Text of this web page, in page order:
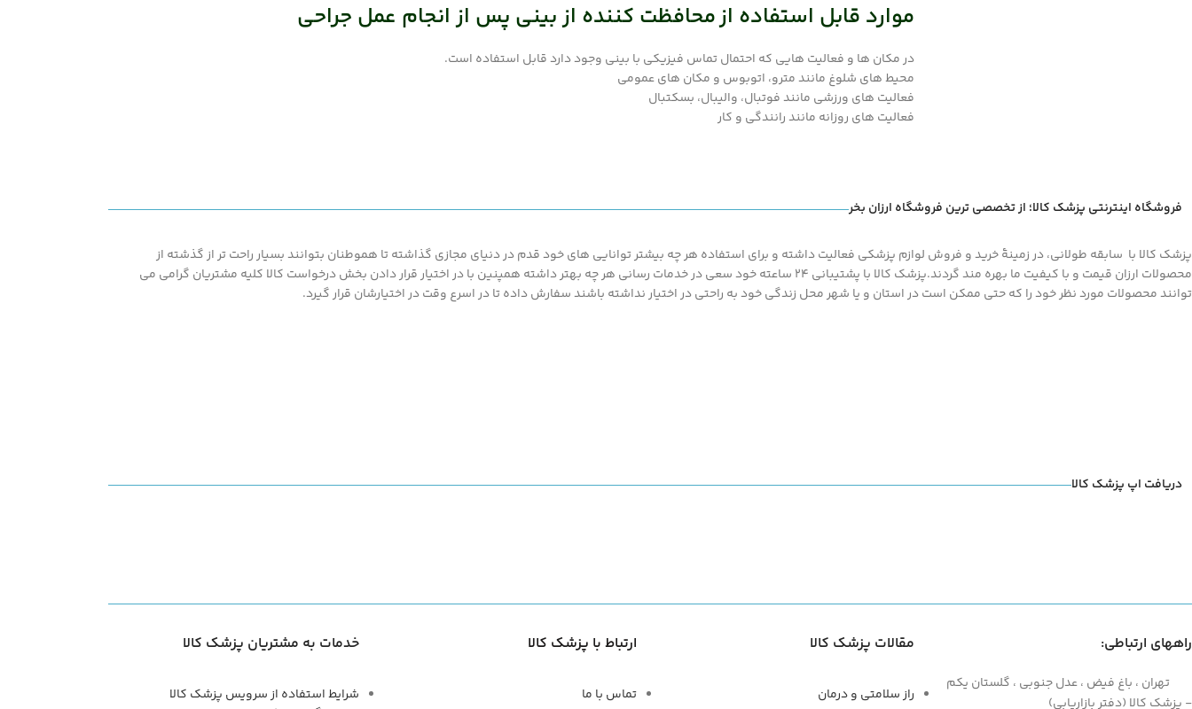
موارد قابل استفاده از محافظت کننده از بینی پس از انجام عمل جراحی
در مکان ها و فعالیت هایی که احتمال تماس فیزیکی با بینی وجود دارد قابل استفاده است.
محیط های شلوغ مانند مترو، اتوبوس و مکان های عمومی
فعالیت های ورزشی مانند فوتبال، والیبال، بسکتبال
فعالیت های روزانه مانند رانندگی و کار
فروشگاه اینترنتی پزشک کالا؛ از تخصصی ترین فروشگاه ارزان بخر
پزشک کالا با سابقه طولانی، در زمینۀ خرید و فروش لوازم پزشکی فعالیت داشته و برای استفاده هر چه بیشتر توانایی های خود قدم در دنیای مجازی گذاشته تا هموطنان بتوانند بسیار راحت تر از گذشته از
محصولات ارزان قیمت و با کیفیت ما بهره مند گردند.پزشک کالا با پشتیبانی 24 ساعته خود سعی در خدمات رسانی هر چه بهتر داشته همپنین با در اختیار قرار دادن بخش درخواست کالا کلیه مشتریان گرامی می
توانند محصولات مورد نظر خود را که حتی ممکن است در استان و یا شهر محل زندگی خود به راحتی در اختیار نداشته باشند سفارش داده تا در اسرع وقت در اختیارشان قرار گیرد.
دریافت اپ پزشک کالا
خدمات به مشتریان پزشک کالا
شرایط استفاده از سرویس پزشک کالا
ارتباط با پزشک کالا
تماس با ما
مقالات پزشک کالا
راز سلامتی و درمان
راههای ارتباطی:
تهران ، باغ فیض ، عدل جنوبی ، گلستان یکم
- پزشک کالا (دفتر بازاریابی)